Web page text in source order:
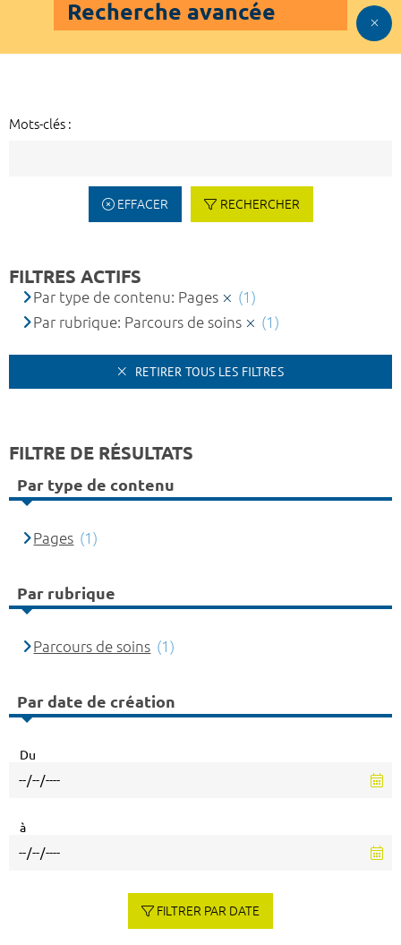
Recherche avancée
Mots-clés :
EFFACER RECHERCHER
FILTRES ACTIFS
Par type de contenu: Pages
(1)
Par rubrique: Parcours de soins
(1)
RETIRER TOUS LES FILTRES
FILTRE DE RÉSULTATS
Par type de contenu
Pages (1)
Par rubrique
Parcours de soins (1)
Par date de création
Du
à
FILTRER PAR DATE